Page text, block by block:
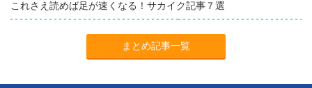
これさえ読めば足が速くなる！サカイク記事７選
まとめ記事一覧